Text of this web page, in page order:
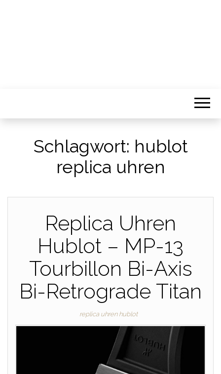
Schlagwort: hublot
replica uhren
Replica Uhren
Hublot – MP-13
Tourbillon Bi-Axis
Bi-Retrograde Titan
replica uhren hublot